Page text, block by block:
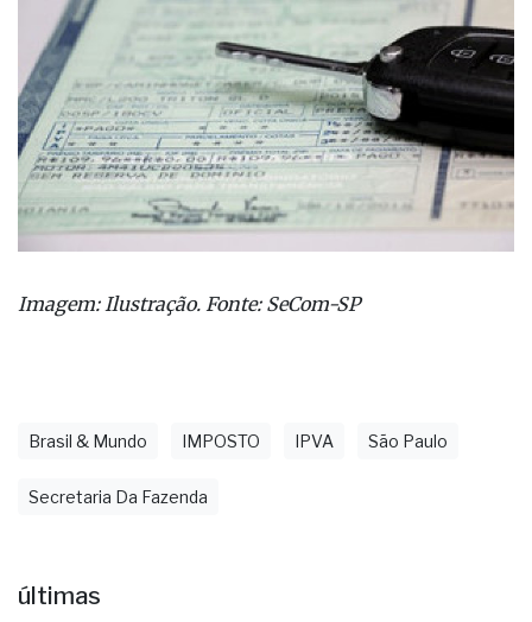
Imagem: Ilustração. Fonte: SeCom-SP
Brasil & Mundo IMPOSTO IPVA São Paulo
Secretaria Da Fazenda
últimas